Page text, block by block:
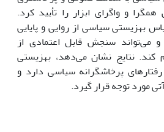
و واگرای ابزار را تأیید کرد.
بهزیستی سیاسی از روایی و پایایی
می‌تواند سنجش قابل اعتمادی از
نتایج نشان می‌دهد، بهزیستی
پرخاشگرانه سیاسی دارد و
مورد توجه قرار گیرد.